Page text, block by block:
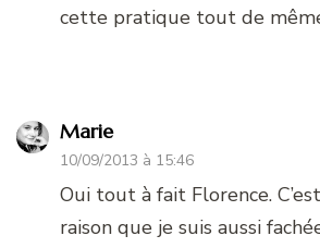
cette pratique tout de
Marie
10/09/2013 à 15:46
Oui tout à fait Florence.
raison que je suis aussi